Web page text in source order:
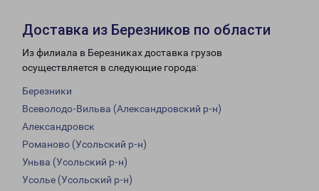
Доставка из Березников по области
Из филиала в Березниках доставка грузов
осуществляется в следующие города:
Березники
Всеволодо-Вильва (Александровский р-н)
Александровск
Романово (Усольский р-н)
Уньва (Усольский р-н)
Усолье (Усольский р-н)